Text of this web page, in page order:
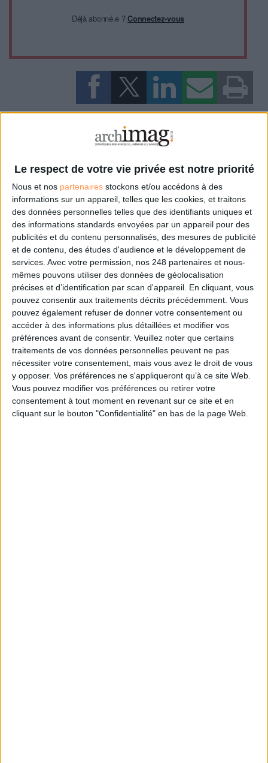
Le respect de votre vie privée est notre priorité
Nous et nos partenaires stockons et/ou accédons à des
informations sur un appareil, telles que les cookies, et traitons
des données personnelles telles que des identifiants uniques et
des informations standards envoyées par un appareil pour des
publicités et du contenu personnalisés, des mesures de publicité
et de contenu, des études d'audience et le développement de
services. Avec votre permission, nos 248 partenaires et nous-
mêmes pouvons utiliser des données de géolocalisation
précises et d’identification par scan d'appareil. En cliquant, vous
pouvez consentir aux traitements décrits précédemment. Vous
pouvez également refuser de donner votre consentement ou
accéder à des informations plus détaillées et modifier vos
préférences avant de consentir. Veuillez noter que certains
traitements de vos données personnelles peuvent ne pas
nécessiter votre consentement, mais vous avez le droit de vous
y opposer. Vos préférences ne s'appliqueront qu’à ce site Web.
Vous pouvez modifier vos préférences ou retirer votre
consentement à tout moment en revenant sur ce site et en
cliquant sur le bouton "Confidentialité" en bas de la page Web.
Déjà abonné.e ?Connectez-vous
Connectez-vousouinscrivez-vous pour publier un commentaire
À LIRE SUR ARCHIMAG
Le signalement de contenus générés par l'IA
devient obligatoire à partir du 2 août
Clara Chappaz pressentie pour rejoindre
Emmanuel Macron à l'Elysée